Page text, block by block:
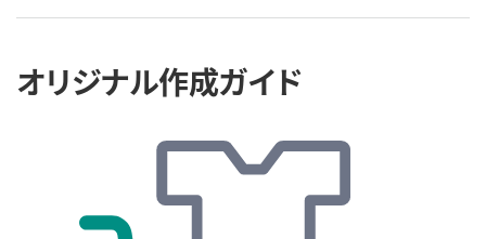
オリジナル作成ガイド